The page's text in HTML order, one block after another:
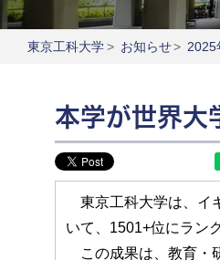
東京工科大学> お知らせ> 2025
本学が世界
東京工科大学は、イ
いて、1501+位にラン
この成果は、教育・